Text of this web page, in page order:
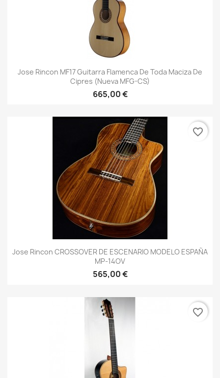
Jose Rincon MF17 Guitarra Flamenca De Toda Maciza De
Cipres (Nueva MFG-CS)
665,00 €
Jose Rincon CROSSOVER DE ESCENARIO MODELO ESPAÑA
MP-14OV
565,00 €
favorite_border
favorite_border